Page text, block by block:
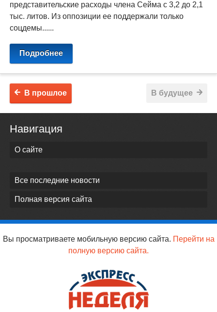
представительские расходы члена Сейма с 3,2 до 2,1
тыс. литов. Из оппозиции ее поддержали только
соцдемы......
Подробнее
В будущее
В прошлое
Навигация
О сайте
Все последние новости
Полная версия сайта
Вы просматриваете мобильную версию сайта. Перейти на
полную версию сайта.